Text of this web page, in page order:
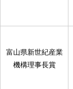
富山県新世紀産業
機構理事長賞